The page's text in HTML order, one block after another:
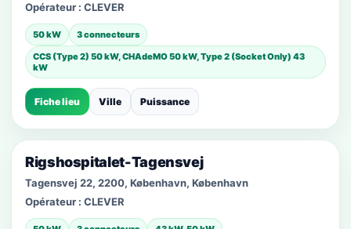
Opérateur : CLEVER
50 kW
3 connecteurs
CCS (Type 2) 50 kW, CHAdeMO 50 kW, Type 2 (Socket Only) 43
kW
Fiche lieu Ville Puissance
Rigshospitalet-Tagensvej
Tagensvej 22, 2200, København, København
Opérateur : CLEVER